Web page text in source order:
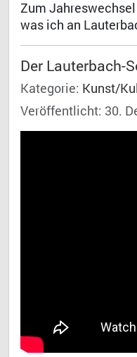
Zum
was ich an
Der Lauterbach-
Kategorie: Kunst/
Veröffentlicht: 30.